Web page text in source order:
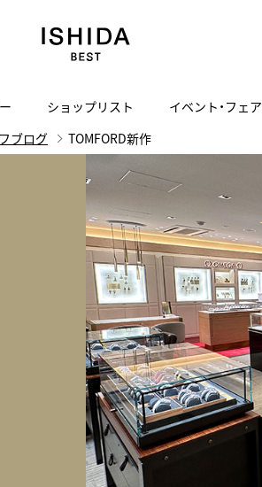
K L M N
amazfit
アマズフィット
ARMINSTROM
アーミンシュトローム
取り扱いブランド一覧はこちら
り・委託サービスについて
検索
ンテージブランド一覧はこちら
ショップリスト
Luxury Time Lounge
IWC 表参道ブティック
BEST VINTAGEヒューリックスクエア札幌
イベント・フェア
オンライン相談
ブログ TOMFORD新作